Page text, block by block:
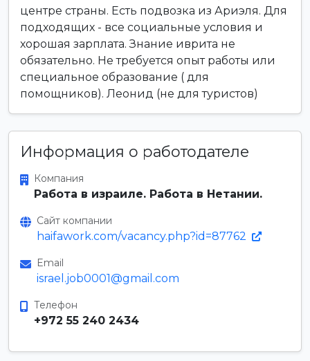
центре страны. Есть подвозка из Ариэля. Для
подходящих - все социальные условия и
хорошая зарплата. Знание иврита не
обязательно. Не требуется опыт работы или
специальное образование ( для
помощников). Леонид (не для туристов)
Информация о работодателе
Компания
Работа в израиле. Работа в Нетании.
Сайт компании
haifawork.com/vacancy.php?id=87762
Email
israel.job0001@gmail.com
Телефон
+972 55 240 2434